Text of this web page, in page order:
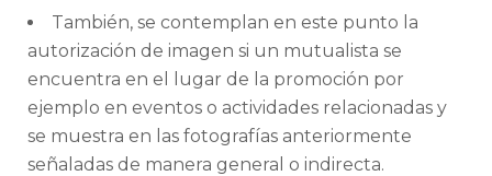
También, se contemplan en este punto la
autorización de imagen si un mutualista se
encuentra en el lugar de la promoción por
ejemplo en eventos o actividades relacionadas y
se muestra en las fotografías anteriormente
señaladas de manera general o indirecta.